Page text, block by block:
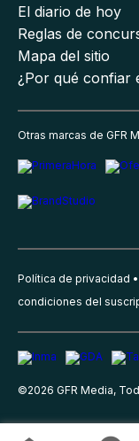
El diario de hoy
Reglas de
Mapa del sitio
¿Por qué confiar
Otras marcas de GFR
Política de privacidad
condiciones del
©2026 GFR Media,